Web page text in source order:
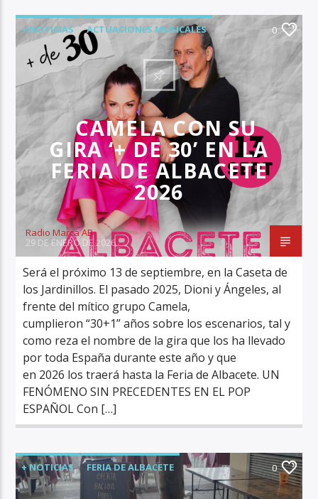
+ NOTICIAS
ACTUACIONES MUSICALES
ALBACETE CIUDAD
FERIA DE ALBACETE
RADIO MARCA ALBACETE
ÚLTIMA HORA
0
CAMELA CON SU
GIRA ‘+ DE 30’ EN LA
FERIA DE ALBACETE
2026
Radio Marca AB
29 DE ENERO DE 2026
Será el próximo 13 de septiembre, en la Caseta de
los Jardinillos. El pasado 2025, Dioni y Ángeles, al
frente del mítico grupo Camela,
cumplieron “30+1” años sobre los escenarios, tal y
como reza el nombre de la gira que los ha llevado
por toda España durante este año y que
en 2026 los traerá hasta la Feria de Albacete. UN
FENÓMENO SIN PRECEDENTES EN EL POP
ESPAÑOL Con […]
+ NOTICIAS
FERIA DE ALBACETE
ÚLTIMA HORA
0